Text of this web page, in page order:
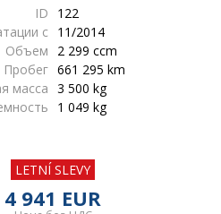
ID
122
с 11/2014
Объем
2 299 ccm
Пробег 661 295 km
масса 3 500 kg
1 049 kg
LETNÍ SLEVY
4 941 EUR